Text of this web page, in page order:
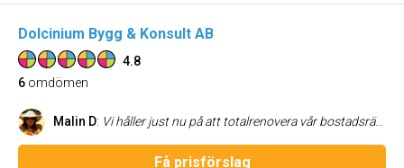
Dolcinium Bygg & Konsult AB
4.8
6 omdömen
Malin D: Vi håller just nu på att totalrenovera vår bostadsrätt. Edmond mfl. på Dolcinium gör alltid sitt bästa för att tillgodose kundens behov och finns alltid tillgängliga. De anlitades på rekommendation från två olika bekanta som var väldigt nöjda med sina renoveringar som Dolcinium gjort. Sammanfattningsvis kan vi varmt rekommendera Dolcinium om ni ska renovera.
Få prisförslag